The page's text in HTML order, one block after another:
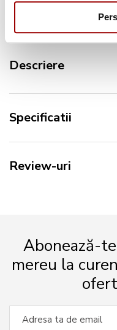
Descriere
Specificatii
Review-uri
Abonează-
mereu la